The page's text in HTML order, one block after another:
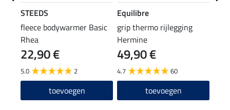
STEEDS
fleece bodywarmer Basic
Rhea
22,90 €
5.0 2
toevoegen
Equilibre
grip thermo rijlegging
Hermine
49,90 €
4.7 60
toevoegen